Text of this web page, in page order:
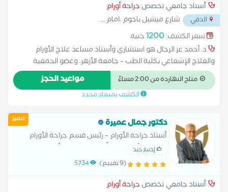
أستاذ جامعي تخصص جراحة أورام
الدقي شارع ميشيل باخوم ،امام...
سعر الكشف:1200جنيه
د. أحمد عز الرجال هو استشاري وأستاذ مساعد علاج الأورام
والعلاج الإشعاعي بكلية الطب – جامعة الأزهر، وعضو الجمعية
الأوروبية لعلاج الأورام. متخصص في علاج أورام الثدي، الرئة، المخ،
الجهاز الهضمي، القولون، البروستاتا، المثانة، أورام النساء، وأورام
العظام. يمتلك خبرة واسعة في استخدام أحدث البروتوكولات بالعلاج
الإشعاعي في عدة مؤسسات طبية مرموقة مثل المركز الطبي
العالمي، مستشفى بهية، مستشفى الجوي التخصصي، مستشفى
النيل بدراوي، ومستشفى الشرطة.
متاح النهاردة من 2:00 مساءً مواعيد الحجز
الكشف بميعاد محدد
مميز دكتور جمال عميرة
أستاذ جراحة الأورام – رئيس قسم جراحة الأورام
بمعهد الأورام (سابقًا) – رئيس مركز أورام مصر
الحديثة – رئيس الجمعية المصرية لجراحة الأورام
(سابقًا) – عضو الجمعية
إختيار جيد
(9 تقييم) 5734
أستاذ جامعي تخصص جراحة أورام